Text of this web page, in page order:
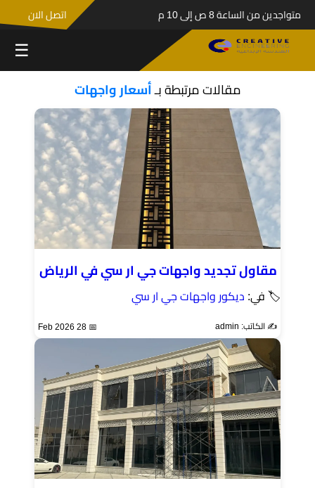
متواجدين من الساعة 8 ص إلى 10 م اتصل الان
☰
مقالات مرتبطة بـأسعار واجهات
مقاول تجديد واجهات جي ار سي في الرياض
🏷 في: ديكور واجهات جي ار سي
✍️ الكاتب: admin 📅 28 Feb 2026